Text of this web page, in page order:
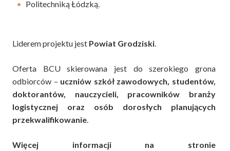
Politechniką Łódzką.
Liderem projektu jest Powiat Grodziski
Oferta BCU skierowana jest do szerokiego grona
odbiorców – uczniów szkół zawodowych, studentów,
doktorantów, nauczycieli, pracowników branży
logistycznej oraz osób dorosłych planujących
przekwalifikowanie
Więcej informacji na stronie